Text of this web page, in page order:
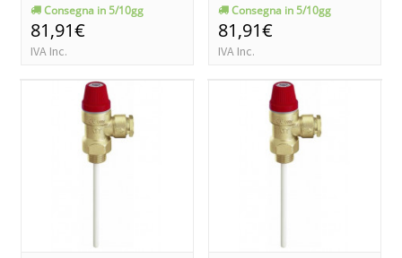
Consegna in 5/10gg
81,91€
IVA Inc.
Consegna in 5/10gg
81,91€
IVA Inc.